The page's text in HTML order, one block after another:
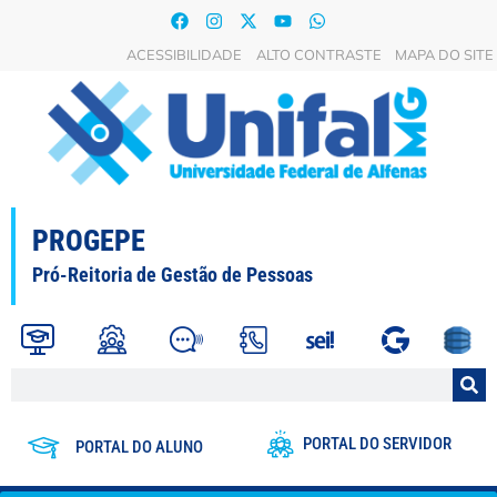
ACESSIBILIDADE ALTO CONTRASTE MAPA DO SITE
PROGEPE
Pró-Reitoria de Gestão de Pessoas
PORTAL DO ALUNO PORTAL DO SERVIDOR